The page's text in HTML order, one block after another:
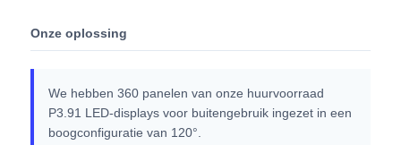
Onze oplossing
We hebben 360 panelen van onze huurvoorraad
P3.91 LED-displays voor buitengebruik ingezet in een
boogconfiguratie van 120°.